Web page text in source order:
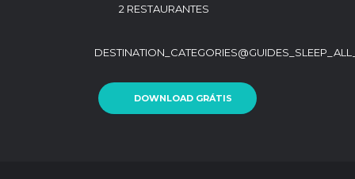
2 RESTAURANTES
DOWNLOAD GRÁTIS